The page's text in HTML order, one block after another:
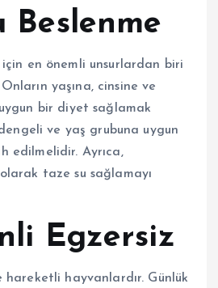
Beslenme
için en önemli unsurlardan biri
yaşına, cinsine ve
bir diyet sağlamak
ve yaş grubuna uygun
edilmelidir. Ayrıca,
taze su sağlamayı
Egzersiz
hareketli hayvanlardır. Günlük